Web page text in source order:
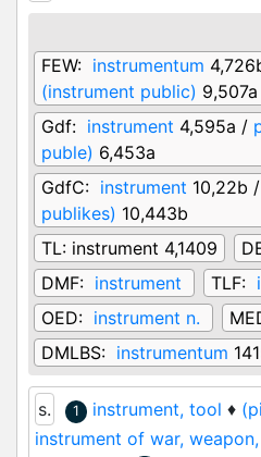
FEW: instrumentum
(instrument public) 9,507a
Gdf: instrument 4,595a /
puble) 6,453a
GdfC: instrument 10,22b /
publikes) 10,443b
TL: instrument 4,1409
DMF: instrument TLF:
OED: instrument n.
DMLBS: instrumentum
s. 1 instrument, tool ♦
instrument of war,